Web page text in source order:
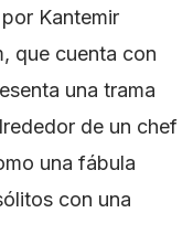
Kantemir
que cuenta con
una trama
de un chef
una fábula
con una